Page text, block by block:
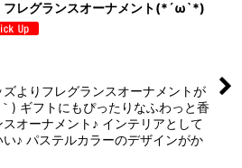
フレグランスオーナメント(*´ω`*)
よりフレグランスオーナメントが
) ギフトにもぴったりなふわっと香
オーナメント♪ インテリアとして
♪ パステルカラーのデザインがか